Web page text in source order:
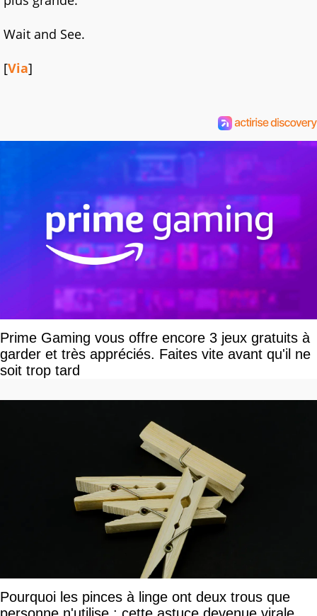
Wait and See.
[Via]
Prime Gaming vous offre encore 3 jeux gratuits à
garder et très appréciés. Faites vite avant qu'il ne
soit trop tard
Pourquoi les pinces à linge ont deux trous que